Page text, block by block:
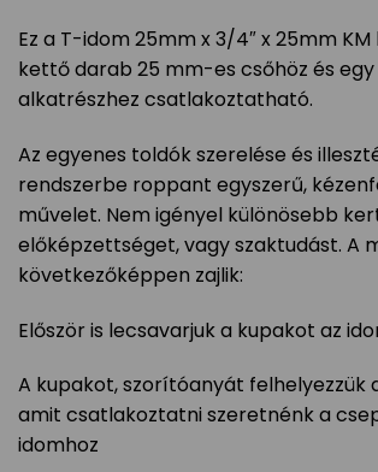
Ez a T-idom 25mm x 3/4″ x 25mm
kettő darab 25 mm-es csőhöz és
alkatrészhez csatlakoztatható.
Az egyenes toldók szerelése és
rendszerbe roppant egyszerű,
művelet. Nem igényel különösebb
előképzettséget, vagy szaktudást. A
következőképpen zajlik:
Először is lecsavarjuk a kupakot az
A kupakot, szorítóanyát felhelyezzük
amit csatlakoztatni szeretnénk a
idomhoz